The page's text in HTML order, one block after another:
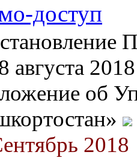
доступ
августа
об
2018